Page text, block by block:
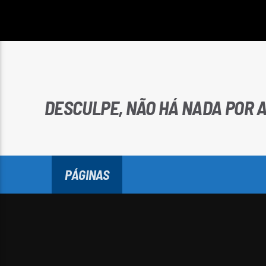
DESCULPE, NÃO HÁ NADA POR
PÁGINAS